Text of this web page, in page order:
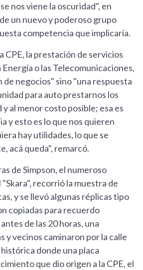
nos viene la oscuridad", en
un nuevo y poderoso grupo
competencia que implicaría.
CPE, la prestación de servicios
Energía o las Telecomunicaciones,
de negocios" sino "una respuesta
para auto prestarnos los
al menor costo posible; esa es
y esto es lo que nos quieren
hay utilidades, lo que se
acá queda", remarcó.
de Simpson, el numeroso
recorrió la muestra de
y se llevó algunas réplicas tipo
copiadas para recuerdo
de las 20 horas, una
y vecinos caminaron por la calle
donde una placa
que dio origen a la CPE, el